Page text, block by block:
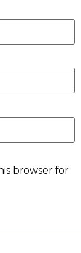
browser for